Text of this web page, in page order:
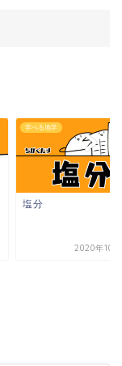
学べる地学
塩分
2020年10